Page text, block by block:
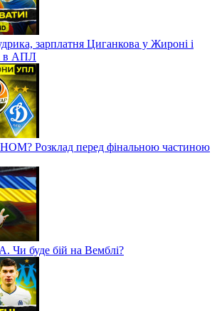
зарплатня Циганкова у Жироні і
в АПЛ
Розклад перед фінальною частиною
буде бій на Вемблі?